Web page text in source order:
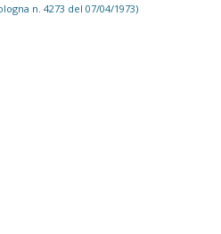
n. 4273 del 07/04/1973)